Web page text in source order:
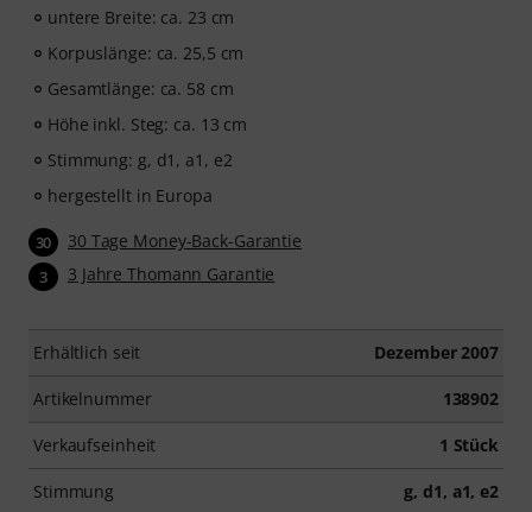
untere Breite: ca. 23 cm
Korpuslänge: ca. 25,5 cm
Gesamtlänge: ca. 58 cm
Höhe inkl. Steg: ca. 13 cm
Stimmung: g, d1, a1, e2
hergestellt in Europa
30 30 Tage Money-Back-Garantie
3 3 Jahre Thomann Garantie
Erhältlich seit Dezember 2007
Artikelnummer 138902
Verkaufseinheit 1 Stück
Stimmung g, d1, a1, e2